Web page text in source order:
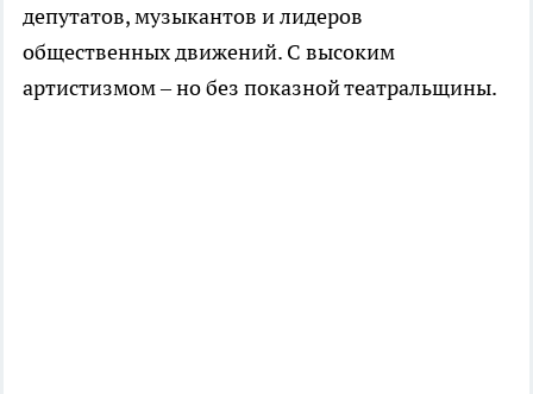
депутатов, музыкантов и лидеров
общественных движений. С высоким
артистизмом – но без показной театральщины.